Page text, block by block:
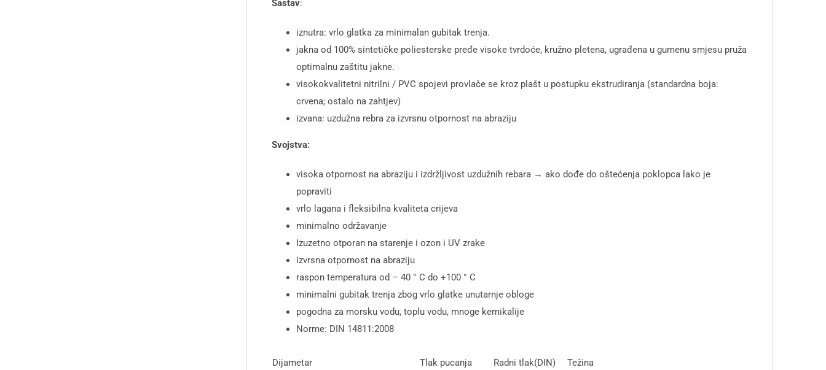
Sastav:
iznutra: vrlo glatka za minimalan gubitak trenja.
jakna od 100% sintetičke poliesterske pređe visoke tvrdoće, kružno pletena, ugrađena u gumenu smjesu pruža
optimalnu zaštitu jakne.
visokokvalitetni nitrilni / PVC spojevi provlače se kroz plašt u postupku ekstrudiranja (standardna boja:
crvena; ostalo na zahtjev)
izvana: uzdužna rebra za izvrsnu otpornost na abraziju
Svojstva:
visoka otpornost na abraziju i izdržljivost uzdužnih rebara → ako dođe do oštećenja poklopca lako je
popraviti
vrlo lagana i fleksibilna kvaliteta crijeva
minimalno održavanje
Izuzetno otporan na starenje i ozon i UV zrake
izvrsna otpornost na abraziju
raspon temperatura od – 40 ° C do +100 ° C
minimalni gubitak trenja zbog vrlo glatke unutarnje obloge
pogodna za morsku vodu, toplu vodu, mnoge kemikalije
Norme: DIN 14811:2008
Dijametar Tlak pucanja Radni tlak(DIN) Težina